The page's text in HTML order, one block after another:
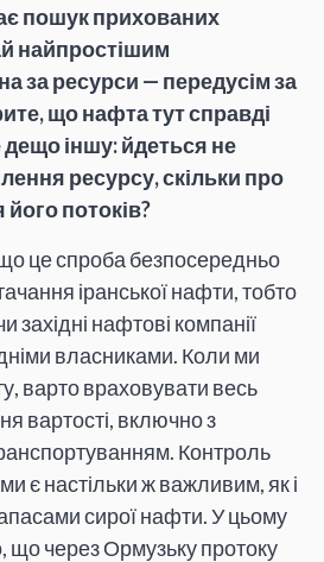
пошук прихованих
найпростішим
за ресурси — передусім за
що нафта тут справді
дещо іншу: йдеться не
ресурсу, скільки про
потоків?
це спроба безпосередньо
іранської нафти, тобто
західні нафтові компанії
власниками. Коли ми
варто враховувати весь
вартості, включно з
Контроль
є настільки ж важливим, як і
сирої нафти. У цьому
що через Ормузьку протоку